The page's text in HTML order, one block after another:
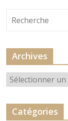
Archives
Archives
Catégories